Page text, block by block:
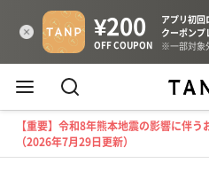
【重要】令和8年熊本地震の影響に伴
（2026年7月29日更新）